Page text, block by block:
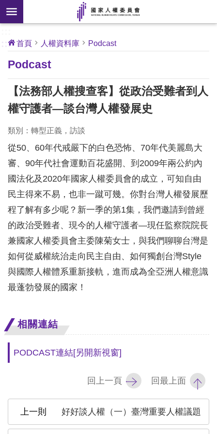
前往主要內容區塊
搜
尋
開
心
權
公
關
於
會
最
新
消
息
人
權
業
務
心
人
權
陳
情
申
:::
首頁 人權資料庫 Podcast
Podcast
【法務部人權搜查客】從政治受難者到人
權守護者—談台灣人權發展史
類別：轉型正義，訪談
從50、60年代戒嚴下的白色恐怖、70年代美麗島大
審、90年代社會運動百花盛開、到2009年兩公約內
國法化及2020年國家人權委員會的成立，可知自由
民主得來不易，也非一蹴可幾。你對台灣人權發展歷
程了解有多少呢？新一季的第1集，我們邀請到曾經
的政治受難者、現今的人權守護者—現任監察院院長
兼國家人權委員會主委陳菊女士，與我們聊聊台灣是
如何從威權統治走向民主自由、如何獨創台灣Style
與國際人權體系重新接軌，進而成為全亞洲人權意識
最蓬勃發展的國家！
相關連結
PODCAST連結[另開新視窗]
回上一頁 回最上面
好好談人權（一）臺灣重要人權議題